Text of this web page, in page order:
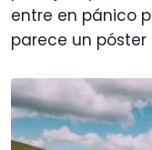
entre en pánico
parece un